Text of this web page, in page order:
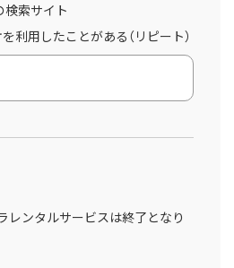
索サイト
利用したことがある（リピート）
ンタルサービスは終了となり